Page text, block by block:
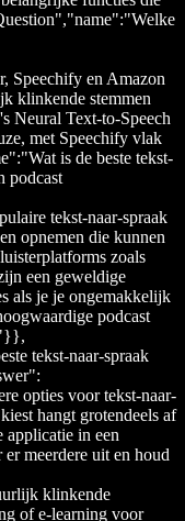
en Amazon
klinkende stemmen
Neural Text-to-Speech
met Speechify vlak
is de beste tekst-
podcast
tekst-naar-spraak
opnemen die kunnen
zoals
een geweldige
als je je ongemakkelijk
podcast
tekst-naar-spraak
opties voor tekst-naar-
hangt grotendeels af
applicatie in een
meerdere uit en houd
klinkende
of e-learning voor